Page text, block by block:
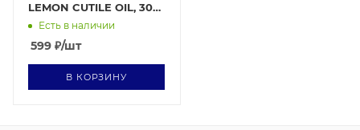
LEMON CUTILE OIL, 30
млЕсть в наличии
599 ₽/шт
В КОРЗИНУ